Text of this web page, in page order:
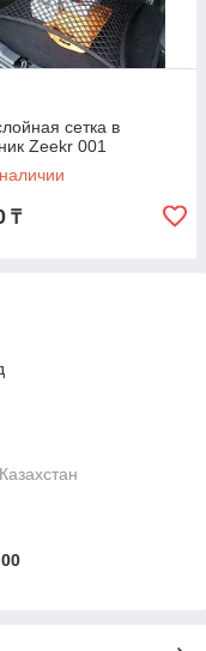
сетка в
Zeekr 001
₸